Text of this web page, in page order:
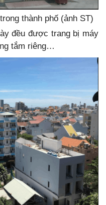
thành phố (ảnh ST)
đều được trang bị máy
tắm riêng…